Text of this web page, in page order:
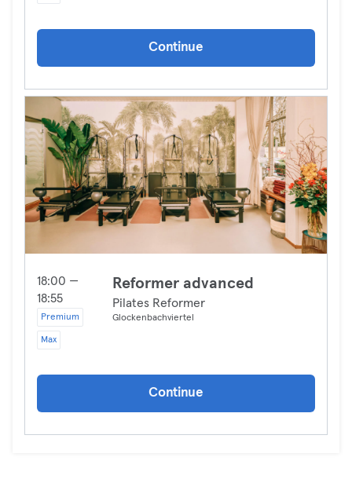
Continue
18:00 —
18:55
Premium
Max
Reformer advanced
Pilates Reformer
Glockenbachviertel
Continue